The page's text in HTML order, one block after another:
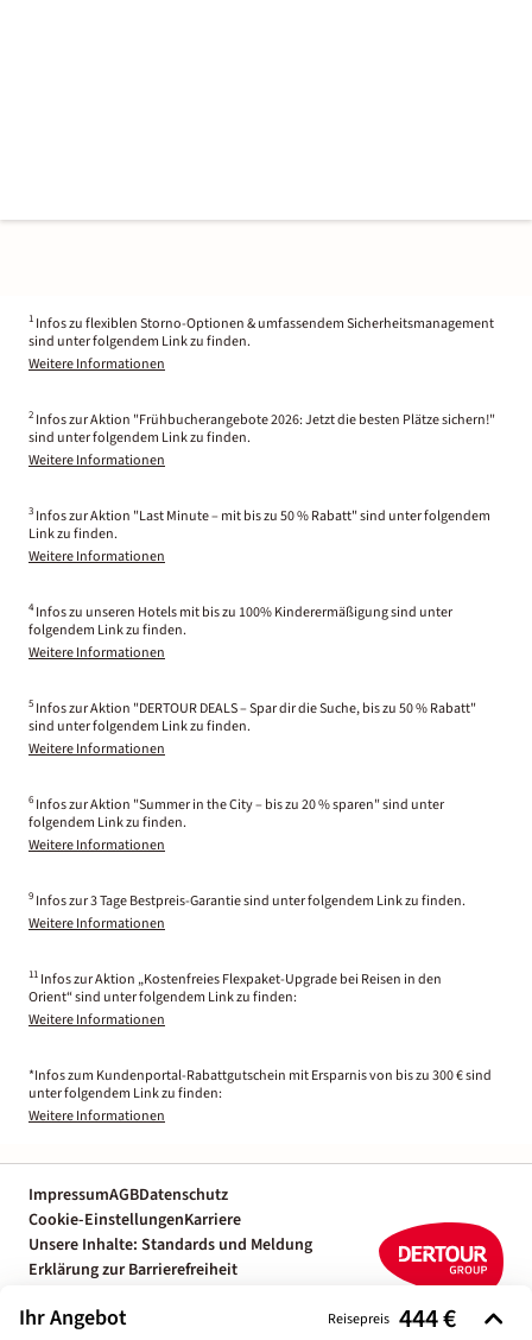
Ihr Angebot Reisepreis 444 €
1 Infos zu flexiblen Storno-Optionen & umfassendem Sicherheitsmanagement
sind unter folgendem Link zu finden.
Weitere Informationen
2 Infos zur Aktion "Frühbucherangebote 2026: Jetzt die besten Plätze sichern!"
sind unter folgendem Link zu finden.
Weitere Informationen
3 Infos zur Aktion "Last Minute – mit bis zu 50 % Rabatt" sind unter folgendem
Link zu finden.
Weitere Informationen
4 Infos zu unseren Hotels mit bis zu 100% Kinderermäßigung sind unter
folgendem Link zu finden.
Weitere Informationen
5 Infos zur Aktion "DERTOUR DEALS – Spar dir die Suche, bis zu 50 % Rabatt"
sind unter folgendem Link zu finden.
Weitere Informationen
6 Infos zur Aktion "Summer in the City – bis zu 20 % sparen" sind unter
folgendem Link zu finden.
Weitere Informationen
9 Infos zur 3 Tage Bestpreis-Garantie sind unter folgendem Link zu finden.
Weitere Informationen
11 Infos zur Aktion „Kostenfreies Flexpaket-Upgrade bei Reisen in den
Orient“ sind unter folgendem Link zu finden:
Weitere Informationen
*Infos zum Kundenportal-Rabattgutschein mit Ersparnis von bis zu 300 € sind
unter folgendem Link zu finden:
Weitere Informationen
ImpressumAGBDatenschutz
Cookie-EinstellungenKarriere
Unsere Inhalte: Standards und Meldung
Erklärung zur Barrierefreiheit
Reiseexperten